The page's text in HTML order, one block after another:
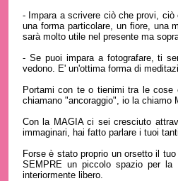
- Impara a scrivere ciò che provi,
una forma particolare, un fiore, una
sarà molto utile nel presente ma
- Se puoi impara a fotografare, ti
vedono. E' un'ottima forma di
Portami con te o tienimi tra le cose
chiamano "ancoraggio", io la chiamo
Con la MAGIA ci sei cresciuto
immaginari, hai fatto parlare i tuoi
Forse è stato proprio un orsetto il
SEMPRE un piccolo spazio per
interiormente libero.